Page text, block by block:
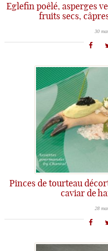
Eglefin poêlé, asperges
fruits secs,
30
Pinces de tourteau
caviar de
28